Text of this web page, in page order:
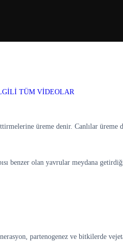
TÜM VİDEOLAR
üreme denir. Canlılar
benzer olan yavrular meydana
partenogenez ve bitkilerde